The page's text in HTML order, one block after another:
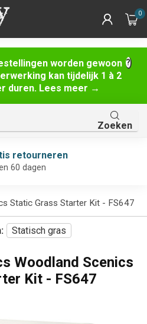
worden gewoon
kan tijdelijk 1 à 2
duren. Lees meer →
0
Zoeken
retourneren
60 dagen
Static Grass Starter Kit - FS647
Statisch gras
Woodland Scenics
Kit - FS647